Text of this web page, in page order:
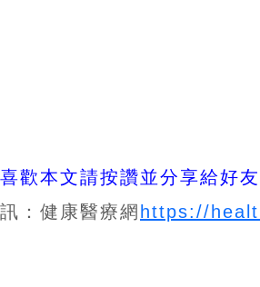
喜歡本文請按讚並分享給好友
訊：健康醫療網 https://